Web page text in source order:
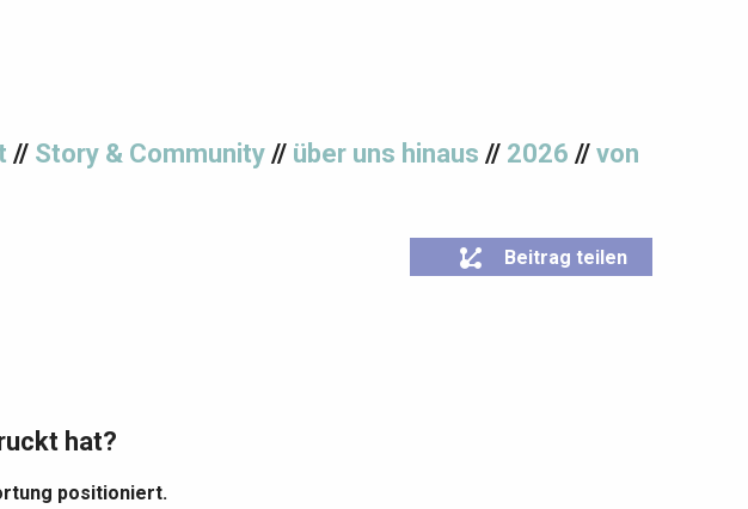
// Story & Community // über uns hinaus // 2026 // von
Beitrag teilen
hat?
positioniert.